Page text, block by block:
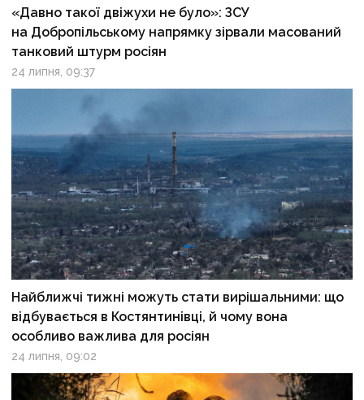
«Давно такої двіжухи не було»: ЗСУ
на Добропільському напрямку зірвали масований
танковий штурм росіян
24 липня, 09:37
Найближчі тижні можуть стати вирішальними: що
відбувається в Костянтинівці, й чому вона
особливо важлива для росіян
24 липня, 09:02